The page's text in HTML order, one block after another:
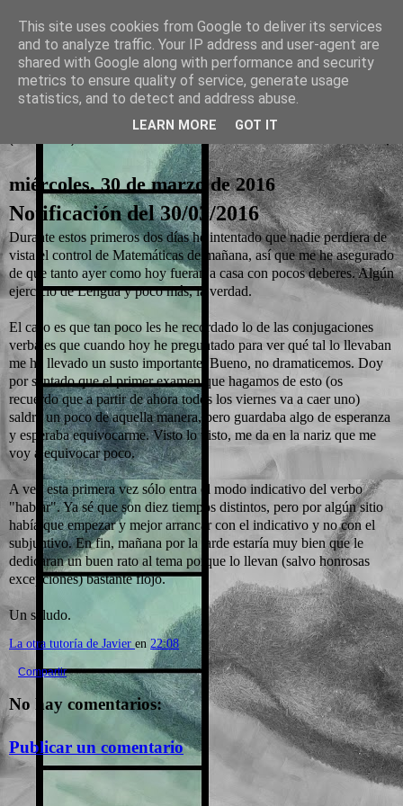
La otra tutoría de Javier
Recursos para Educación Primaria
▼
miércoles, 30 de marzo de 2016
Notificación del 30/03/2016
Durante estos primeros dos días he intentado que nadie perdiera de
vista el control de Matemáticas de mañana, así que me he asegurado
de que tanto ayer como hoy fueran a casa con pocos deberes. Algún
ejercicio de Lengua y poco más, la verdad.
El caso es que tan poco les he recordado lo de las conjugaciones
verbales que cuando hoy he preguntado para ver qué tal lo llevaban
me he llevado un susto importante. Bueno, no dramaticemos. Doy
por sentado que el primer examen que hagamos de esto (os
recuerdo que a partir de ahora todos los viernes va a caer uno)
saldrá un poco de aquella manera, pero guardaba algo de esperanza
y esperaba equivocarme. Visto lo visto, me da en la nariz que me
voy a equivocar poco.
A ver, esta primera vez sólo entra el modo indicativo del verbo
"hablar". Ya sé que son diez tiempos distintos, pero por algún sitio
había que empezar y mejor arrancar con el indicativo y no con el
subjuntivo. En fin, mañana por la tarde estaría muy bien que le
dedicaran un buen rato al tema porque lo llevan (salvo honrosas
excepciones) bastante flojo.
Un saludo.
La otra tutoría de Javier en 22:08
Compartir
No hay comentarios:
Publicar un comentario
This site uses cookies from Google to deliver its services
and to analyze traffic. Your IP address and user-agent are
shared with Google along with performance and security
metrics to ensure quality of service, generate usage
statistics, and to detect and address abuse.
LEARN MORE GOT IT